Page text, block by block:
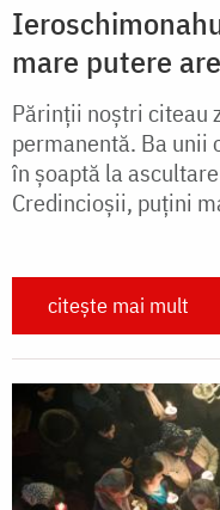
mare putere
Părinţii noştri citeau
permanentă. Ba unii
în şoaptă la
Credincioşii, puţini
citește mai mult